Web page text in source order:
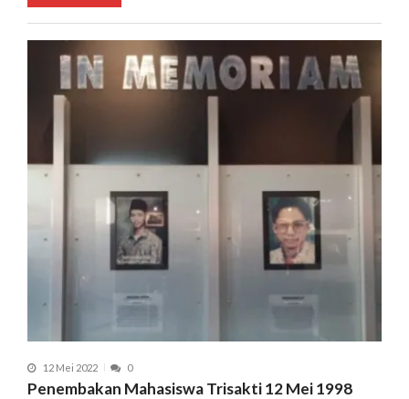
12 Mei 2022 0
Penembakan Mahasiswa Trisakti 12 Mei 1998